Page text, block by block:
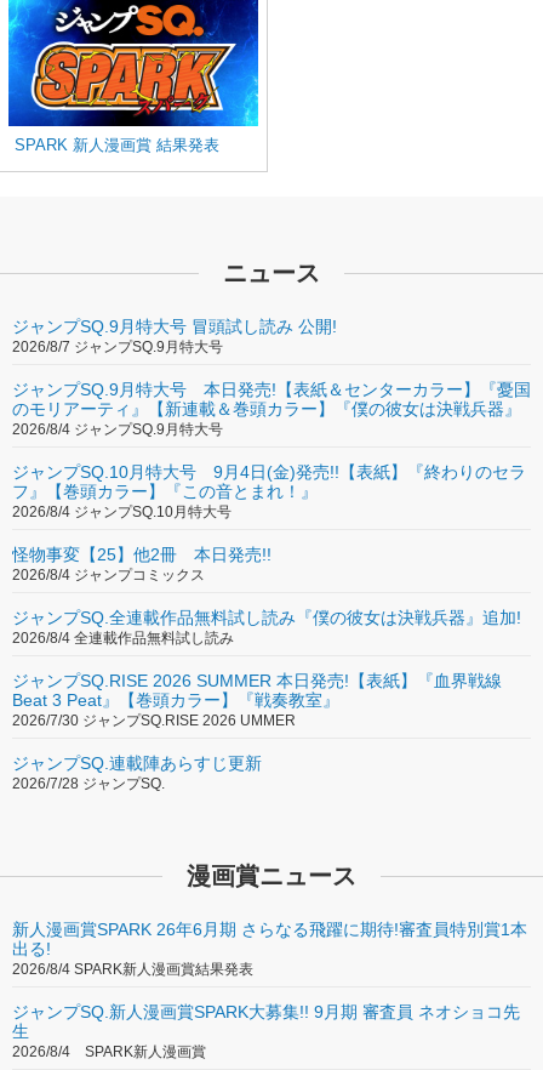
SPARK 新人漫画賞 結果発表
ニュース
ジャンプSQ.9月特大号 冒頭試し読み 公開!
2026/8/7 ジャンプSQ.9月特大号
ジャンプSQ.9月特大号 本日発売!【表紙＆センターカラー】『憂国
のモリアーティ』【新連載＆巻頭カラー】『僕の彼女は決戦兵器』
2026/8/4 ジャンプSQ.9月特大号
ジャンプSQ.10月特大号 9月4日(金)発売!!【表紙】『終わりのセラ
フ』【巻頭カラー】『この音とまれ！』
2026/8/4 ジャンプSQ.10月特大号
怪物事変【25】他2冊 本日発売!!
2026/8/4 ジャンプコミックス
ジャンプSQ.全連載作品無料試し読み『僕の彼女は決戦兵器』追加!
2026/8/4 全連載作品無料試し読み
ジャンプSQ.RISE 2026 SUMMER 本日発売!【表紙】『血界戦線
Beat 3 Peat』【巻頭カラー】『戦奏教室』
2026/7/30 ジャンプSQ.RISE 2026 UMMER
ジャンプSQ.連載陣あらすじ更新
2026/7/28 ジャンプSQ.
漫画賞ニュース
新人漫画賞SPARK 26年6月期 さらなる飛躍に期待!審査員特別賞1本
出る!
2026/8/4 SPARK新人漫画賞結果発表
ジャンプSQ.新人漫画賞SPARK大募集!! 9月期 審査員 ネオショコ先
生
2026/8/4 SPARK新人漫画賞